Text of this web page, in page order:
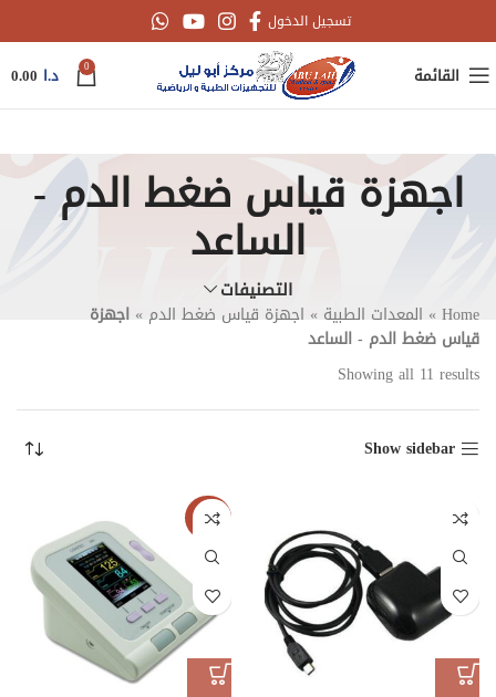
تسجيل الدخول
القائمة 0 د.ا 0.00
اجهزة قياس ضغط الدم -
الساعد
التصنيفات
Home
» المعدات الطبية» اجهزة قياس ضغط الدم »اجهزة
قياس ضغط الدم - الساعد
Showing all 11 results
Show sidebar
جديدنا